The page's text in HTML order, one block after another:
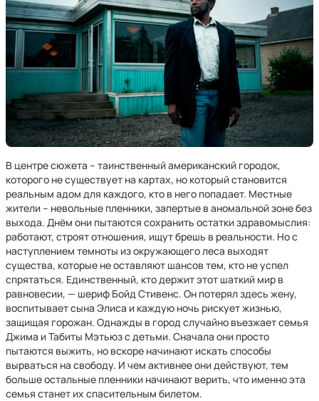
В центре сюжета – таинственный американский городок,
которого не существует на картах, но который становится
реальным адом для каждого, кто в него попадает. Местные
жители – невольные пленники, запертые в аномальной зоне без
выхода. Днём они пытаются сохранить остатки здравомыслия:
работают, строят отношения, ищут брешь в реальности. Но с
наступлением темноты из окружающего леса выходят
существа, которые не оставляют шансов тем, кто не успел
спрятаться. Единственный, кто держит этот шаткий мир в
равновесии, — шериф Бойд Стивенс. Он потерял здесь жену,
воспитывает сына Элиса и каждую ночь рискует жизнью,
защищая горожан. Однажды в город случайно въезжает семья
Джима и Табиты Мэтьюз с детьми. Сначала они просто
пытаются выжить, но вскоре начинают искать способы
вырваться на свободу. И чем активнее они действуют, тем
больше остальные пленники начинают верить, что именно эта
семья станет их спасительным билетом.